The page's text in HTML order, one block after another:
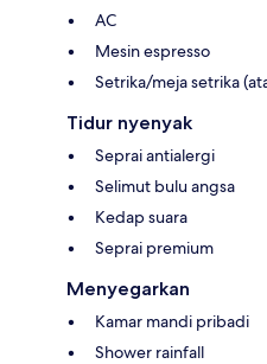
AC
Mesin espresso
Setrika/meja setrika
Tidur nyenyak
Seprai antialergi
Selimut bulu angsa
Kedap suara
Seprai premium
Menyegarkan
Kamar mandi pribadi
Shower rainfall